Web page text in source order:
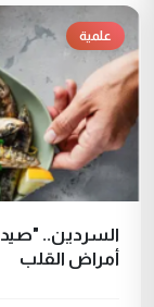
علمية
السردين..
أمراض القلب